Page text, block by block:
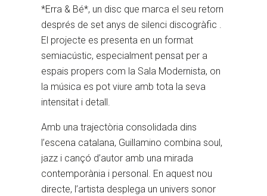
*Erra & Bé*, un disc que marca el seu retorn
després de set anys de silenci discogràfic .
El projecte es presenta en un format
semiacústic, especialment pensat per a
espais propers com la Sala Modernista, on
la música es pot viure amb tota la seva
intensitat i detall.
Amb una trajectòria consolidada dins
l’escena catalana, Guillamino combina soul,
jazz i cançó d’autor amb una mirada
contemporània i personal. En aquest nou
directe, l’artista desplega un univers sonor